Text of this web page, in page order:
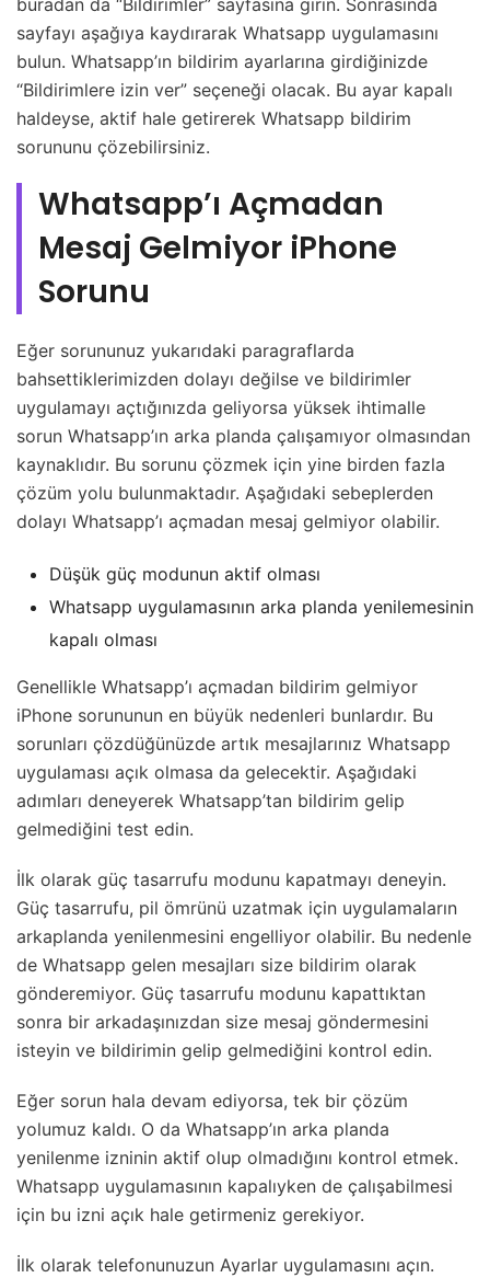
buradan da “Bildirimler” sayfasına girin. Sonrasında
sayfayı aşağıya kaydırarak Whatsapp uygulamasını
bulun. Whatsapp’ın bildirim ayarlarına girdiğinizde
“Bildirimlere izin ver” seçeneği olacak. Bu ayar kapalı
haldeyse, aktif hale getirerek Whatsapp bildirim
sorununu çözebilirsiniz.
Whatsapp’ı Açmadan
Mesaj Gelmiyor iPhone
Sorunu
Eğer sorununuz yukarıdaki paragraflarda
bahsettiklerimizden dolayı değilse ve bildirimler
uygulamayı açtığınızda geliyorsa yüksek ihtimalle
sorun Whatsapp’ın arka planda çalışamıyor olmasından
kaynaklıdır. Bu sorunu çözmek için yine birden fazla
çözüm yolu bulunmaktadır. Aşağıdaki sebeplerden
dolayı Whatsapp’ı açmadan mesaj gelmiyor olabilir.
Düşük güç modunun aktif olması
Whatsapp uygulamasının arka planda yenilemesinin
kapalı olması
Genellikle Whatsapp’ı açmadan bildirim gelmiyor
iPhone sorununun en büyük nedenleri bunlardır. Bu
sorunları çözdüğünüzde artık mesajlarınız Whatsapp
uygulaması açık olmasa da gelecektir. Aşağıdaki
adımları deneyerek Whatsapp’tan bildirim gelip
gelmediğini test edin.
İlk olarak güç tasarrufu modunu kapatmayı deneyin.
Güç tasarrufu, pil ömrünü uzatmak için uygulamaların
arkaplanda yenilenmesini engelliyor olabilir. Bu nedenle
de Whatsapp gelen mesajları size bildirim olarak
gönderemiyor. Güç tasarrufu modunu kapattıktan
sonra bir arkadaşınızdan size mesaj göndermesini
isteyin ve bildirimin gelip gelmediğini kontrol edin.
Eğer sorun hala devam ediyorsa, tek bir çözüm
yolumuz kaldı. O da Whatsapp’ın arka planda
yenilenme izninin aktif olup olmadığını kontrol etmek.
Whatsapp uygulamasının kapalıyken de çalışabilmesi
için bu izni açık hale getirmeniz gerekiyor.
İlk olarak telefonunuzun Ayarlar uygulamasını açın.